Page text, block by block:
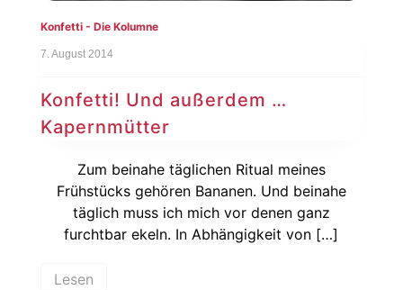
Konfetti - Die Kolumne
7. August 2014
Konfetti! Und außerdem …
Kapernmütter
Zum beinahe täglichen Ritual meines
Frühstücks gehören Bananen. Und beinahe
täglich muss ich mich vor denen ganz
furchtbar ekeln. In Abhängigkeit von […]
Lesen